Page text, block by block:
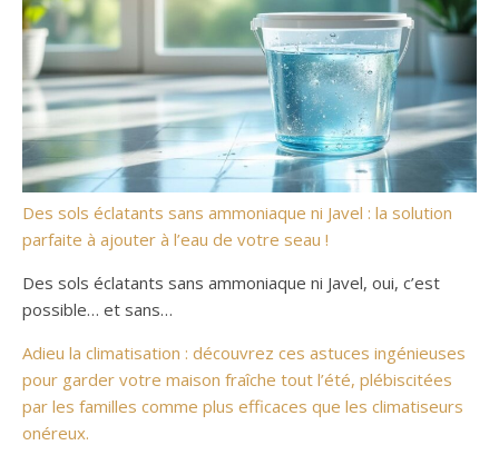
Des sols éclatants sans ammoniaque ni Javel : la solution
parfaite à ajouter à l’eau de votre seau !
Des sols éclatants sans ammoniaque ni Javel, oui, c’est
possible… et sans…
Adieu la climatisation : découvrez ces astuces ingénieuses
pour garder votre maison fraîche tout l’été, plébiscitées
par les familles comme plus efficaces que les climatiseurs
onéreux.